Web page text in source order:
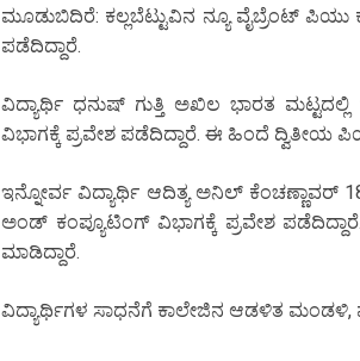
ಮೂಡುಬಿದಿರೆ: ಕಲ್ಲಬೆಟ್ಟುವಿನ ನ್ಯೂ ವೈಬ್ರೆಂಟ್
ಪಡೆದಿದ್ದಾರೆ.
ವಿದ್ಯಾರ್ಥಿ ಧನುಷ್ ಗುತ್ತಿ ಅಖಿಲ ಭಾರತ
ವಿಭಾಗಕ್ಕೆ ಪ್ರವೇಶ ಪಡೆದಿದ್ದಾರೆ. ಈ ಹಿಂದೆ ದ್ವಿತೀಯ
ಇನ್ನೋರ್ವ ವಿದ್ಯಾರ್ಥಿ ಆದಿತ್ಯ ಅನಿಲ್ ಕೆಂಚಣ್ಣಾವರ್
ಅಂಡ್ ಕಂಪ್ಯೂಟಿಂಗ್ ವಿಭಾಗಕ್ಕೆ ಪ್ರವೇಶ
ಮಾಡಿದ್ದಾರೆ.
ವಿದ್ಯಾರ್ಥಿಗಳ ಸಾಧನೆಗೆ ಕಾಲೇಜಿನ ಆಡಳಿತ ಮಂಡಳಿ,